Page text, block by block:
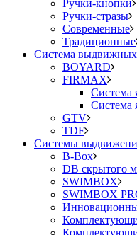
Ручки-кнопки
Ручки-стразы
Современные
Традиционные
Система
BOYARD
FIRMAX
Система
Система
GTV
TDF
Системы
B-Box
DB скрытого
SWIMBOX
SWIMBOX